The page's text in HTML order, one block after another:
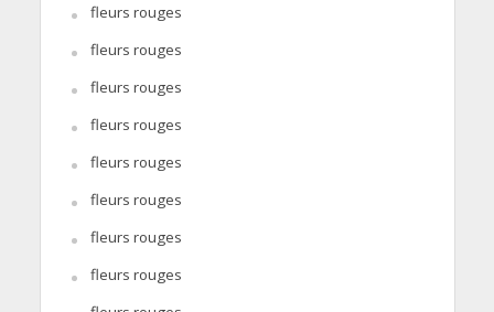
fleurs rouges
fleurs rouges
fleurs rouges
fleurs rouges
fleurs rouges
fleurs rouges
fleurs rouges
fleurs rouges